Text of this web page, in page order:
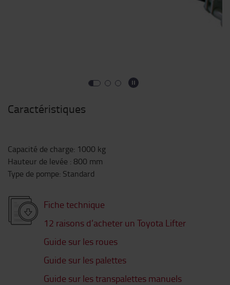
Caractéristiques
Capacité de charge: 1000 kg
Hauteur de levée : 800 mm
Type de pompe: Standard
Fiche technique
12 raisons d’acheter un Toyota Lifter
Guide sur les roues
Guide sur les palettes
Guide sur les transpalettes manuels